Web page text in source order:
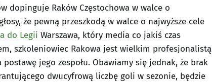
dopinguje Raków Częstochowa w walce o
że pewną przeszkodą w walce o najwyższe cele
do Legii Warszawa, który media co jakiś czas
szkoleniowiec Rakowa jest wielkim profesjonalistą
jego zespołu. Obawiamy się jednak, że brak
dwucyfrową liczbę goli w sezonie, będzie